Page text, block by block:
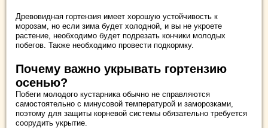
Древовидная гортензия имеет хорошую устойчивость к
морозам, но если зима будет холодной, и вы не укроете
растение, необходимо будет подрезать кончики молодых
побегов. Также необходимо провести подкормку.
Почему важно укрывать гортензию
осенью?
Побеги молодого кустарника обычно не справляются
самостоятельно с минусовой температурой и заморозками,
поэтому для защиты корневой системы обязательно требуется
соорудить укрытие.